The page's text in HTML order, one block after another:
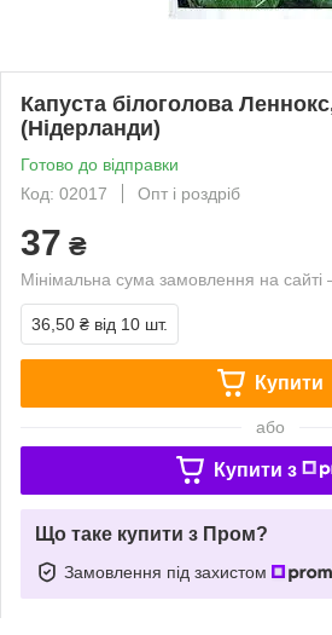
Капуста білоголова
(Нідерланди)
Готово до відправки
Код: 02017
Опт і роздріб
37 ₴
Мінімальна сума замовлення на
36,50 ₴ від 10 шт.
Купити
або
Купити з
Що таке купити з Пром?
Замовлення під захистом